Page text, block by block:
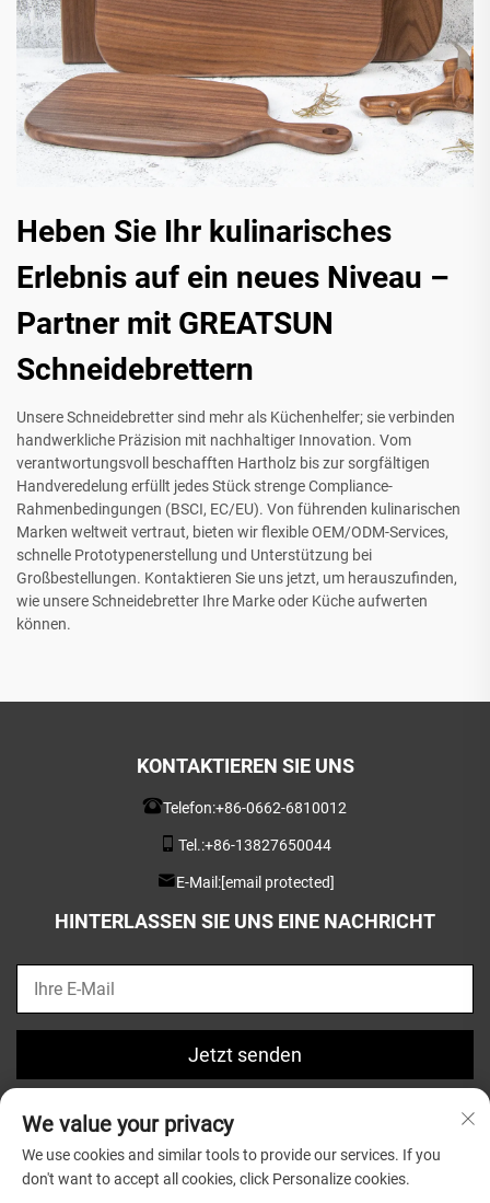
Heben Sie Ihr kulinarisches
Erlebnis auf ein neues Niveau –
Partner mit GREATSUN
Schneidebrettern
Unsere Schneidebretter sind mehr als Küchenhelfer; sie verbinden
handwerkliche Präzision mit nachhaltiger Innovation. Vom
verantwortungsvoll beschafften Hartholz bis zur sorgfältigen
Handveredelung erfüllt jedes Stück strenge Compliance-
Rahmenbedingungen (BSCI, EC/EU). Von führenden kulinarischen
Marken weltweit vertraut, bieten wir flexible OEM/ODM-Services,
schnelle Prototypenerstellung und Unterstützung bei
Großbestellungen. Kontaktieren Sie uns jetzt, um herauszufinden,
wie unsere Schneidebretter Ihre Marke oder Küche aufwerten
können.
KONTAKTIEREN SIE UNS
Telefon:+86-0662-6810012
Tel.:+86-13827650044
E-Mail:[email protected]
HINTERLASSEN SIE UNS EINE NACHRICHT
Jetzt senden
We value your privacy
We use cookies and similar tools to provide our services. If you
don't want to accept all cookies, click Personalize cookies.